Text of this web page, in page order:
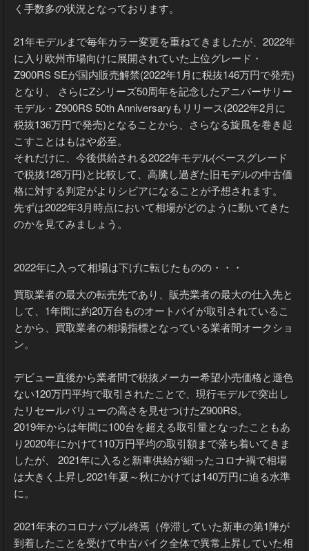
く手数多の状況となっております。
21年モデルまで毎年カラー変更を重ねてきましたが、2022年
に入り欧州市場向けに展開されていた上位グレード・
Z900RS SEが国内販売解禁(2022年1月に税抜146万円で発売)
となり、 さらにZシリーズ50周年を記念したアニバーサリー
モデル・Z900RS 50th Anniversaryもリリース(2022年2月に
税抜136万円で発売)となることから、さらなる旋風を巻き起
こすことはもはや必至。
それだけに、今後供給される2022年モデル(ベースグレード
で税抜126万円)と比較して、高騰し過ぎた旧モデルの中古価
格に対する判定がよりシビアになることが予想されます。
先ずは2022年3月時点において相場がどのように動いてきた
のかを見てみましょう。
2022年に入って相場は下げに転じたものの・・・
買取業者の最大の転売先であり、販売業者の最大の仕入先と
して、1年間に約20万台ものオートバイが取引されているこ
とから、買取業者の相場指標となっている業者間オークショ
ン。
デビュー直後から業者間で税抜メーカー希望小売価格と遜色
ない120万円平均で取引されたことで、現行モデルで突出し
たリセールバリューの高さを見せつけたZ900RS。
2019年からは年間に100台を超える取引量となったこともあ
り2020年にかけて110万円平均の取引額まで落ち着いてきま
したが、 2021年に入ると新車供給が細ったコロナ禍で相場
は大きく上昇し2021年夏～秋にかけては140万円に迫る水準
に。
2021年末のコロナバブル終焉（停滞していた新車の第1陣が
到着したことを受けて中古バイク全体で異常上昇していた相